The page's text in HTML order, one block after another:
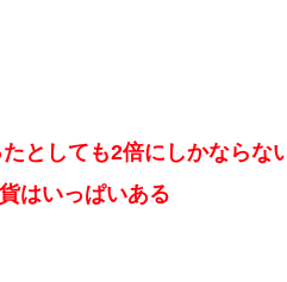
としても2倍にしかならな
はいっぱいある